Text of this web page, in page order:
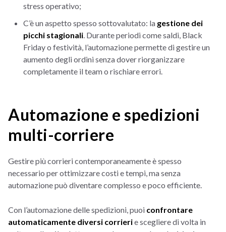
stress operativo;
C’è un aspetto spesso sottovalutato: la gestione dei
picchi stagionali. Durante periodi come saldi, Black
Friday o festività, l’automazione permette di gestire un
aumento degli ordini senza dover riorganizzare
completamente il team o rischiare errori.
Automazione e spedizioni
multi-corriere
Gestire più corrieri contemporaneamente è spesso
necessario per ottimizzare costi e tempi, ma senza
automazione può diventare complesso e poco efficiente.
Con l’automazione delle spedizioni, puoi confrontare
automaticamente diversi corrierie scegliere di volta in